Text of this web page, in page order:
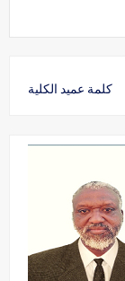
كلمة عميد الكلية